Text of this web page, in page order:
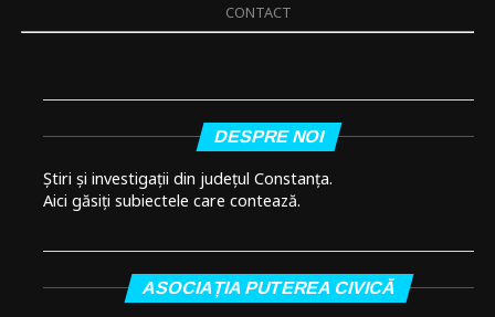
CONTACT
DESPRE NOI
Știri și investigații din județul Constanța.
Aici găsiți subiectele care contează.
ASOCIAȚIA PUTEREA CIVICĂ